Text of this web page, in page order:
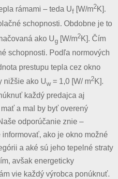
rámami – teda Uf [W/m2K].
schopnosti. Obdobne je to
ako Ug [W/m2K]. Čím
schopnosti. Podľa normových
prestupu tepla cez okno
nižšie ako Uw= 1,0 [W/ m2K].
každý predajca aj
a mal by byť overený
odporúčanie znie –
ako je okno možné
a aké sú jeho tepelné straty
avšak energeticky
vie každý výrobca ponúknuť.